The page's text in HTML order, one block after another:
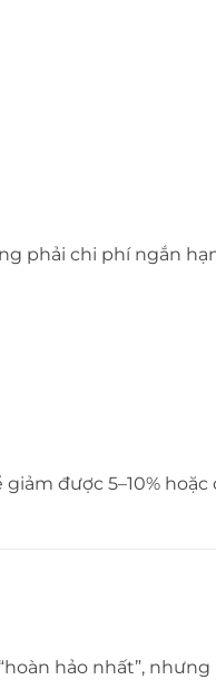
phải chi phí ngắn
được 5–10% hoặc
hảo nhất”, nhưng